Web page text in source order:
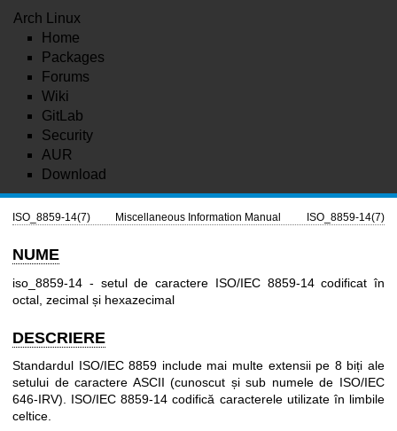
Arch Linux
Home
Packages
Forums
Wiki
GitLab
Security
AUR
Download
ISO_8859-14(7) Miscellaneous Information Manual ISO_8859-14(7)
NUME
iso_8859-14 - setul de caractere ISO/IEC 8859-14 codificat în
octal, zecimal și hexazecimal
DESCRIERE
Standardul ISO/IEC 8859 include mai multe extensii pe 8 biți ale
setului de caractere ASCII (cunoscut și sub numele de ISO/IEC
646-IRV). ISO/IEC 8859-14 codifică caracterele utilizate în limbile
celtice.